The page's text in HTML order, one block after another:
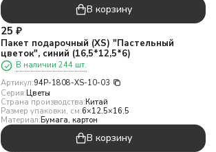
В корзину
25 ₽
Пакет подарочный (XS) "Пастельный
цветок", синий (16,5*12,5*6)
В наличии 244 шт.
Артикул:94P-1808-XS-10-03
Серия:Цветы
Страна производства:Китай
Размер упаковки, см:6×12.5×16.5
Материал:Бумага, картон
В корзину